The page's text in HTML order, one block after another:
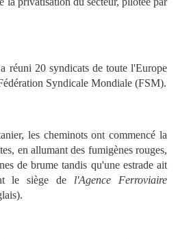
réuni 20 syndicats de toute l'Europe
Syndicale Mondiale (FSM).
les cheminots ont commencé la
en allumant des fumigènes rouges,
de brume tandis qu'une estrade ait
le siège de l'Agence Ferroviaire